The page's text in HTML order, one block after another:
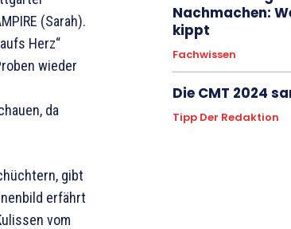
(Sarah).
Herz“
wieder
da
gibt
erfährt
vom
Nachmachen:
kippt
Fachwissen
Die CMT 2024
Tipp Der Redaktion